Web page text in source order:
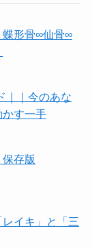
蝶形骨∞仙骨∞
｜｜今のあな
かす一手
存版
イキ」と「三